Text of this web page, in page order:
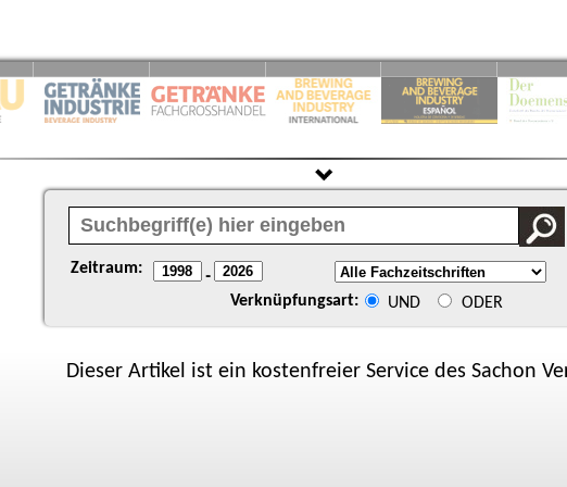
Zeitraum: -
Verknüpfungsart: UND ODER
Dieser Artikel ist ein kostenfreier Service des Sachon